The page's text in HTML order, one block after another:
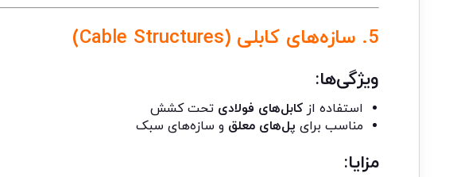
5. سازه‌های کابلی (Cable Structures)
ویژگی‌ها:
استفاده ازکابل‌های فولادی تحت کشش
مناسب برای پل‌های معلق و سازه‌های سبک
مزایا: